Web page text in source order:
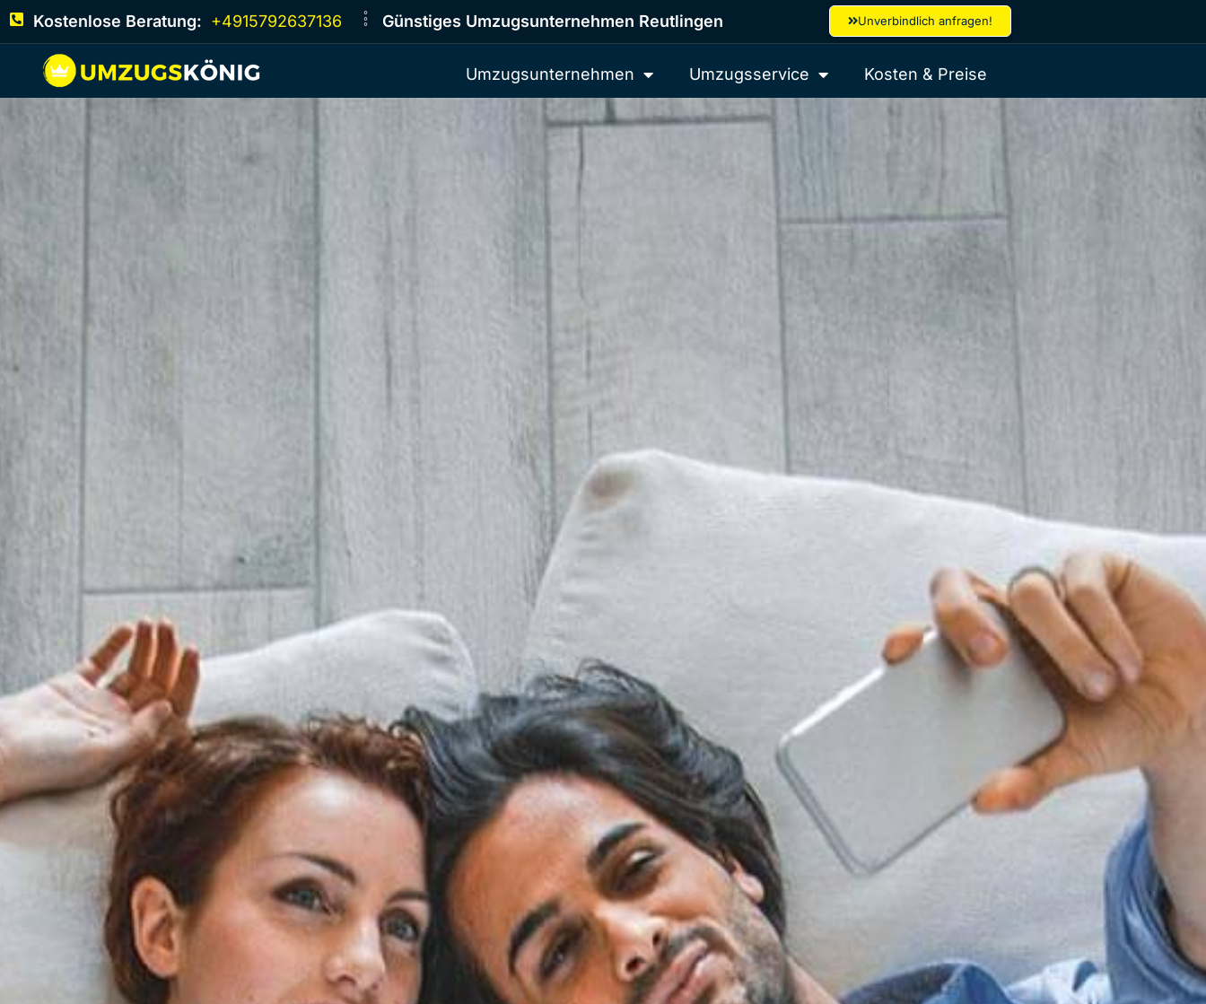
Kostenlose Beratung: +4915792637136 Günstiges Umzugsunternehmen Reutlingen Unverbindlich anfragen!
Umzugsunternehmen Umzugsservice Kosten & Preise